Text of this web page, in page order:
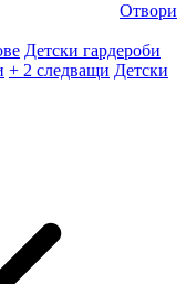
Отвори
Детски гардероби
+ 2 следващи Детски